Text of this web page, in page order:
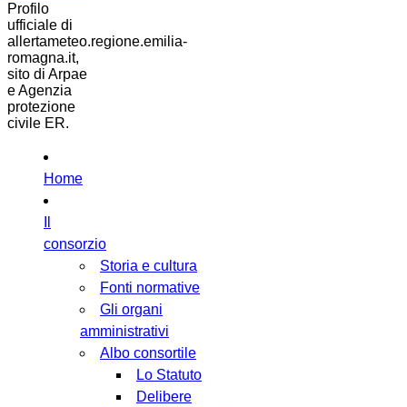
Profilo
ufficiale di
allertameteo.regione.emilia-
romagna.it,
sito di Arpae
e Agenzia
protezione
civile ER.
Home
consorzio
Storia e cultura
Fonti normative
Gli organi
amministrativi
Albo consortile
Lo Statuto
Delibere